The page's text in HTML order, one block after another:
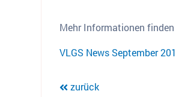
Mehr Informationen finden
VLGS News September
zurück